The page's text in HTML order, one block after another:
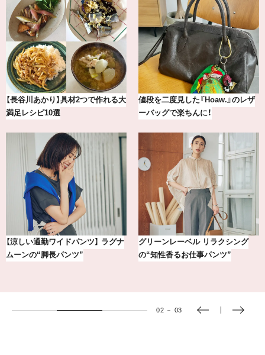
具材2つで作れる大
値段を二度見した『Hoaw.』のレザ
ーバッグで楽ちんに！
ドパンツ】 ラグナ
ンツ”
グリーンレーベル リラクシング
の“知性香るお仕事パンツ”
【2026年8月】
【銀座かねま
黒スニーカー4
02 － 03